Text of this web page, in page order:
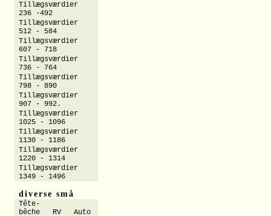
Tillægsværdier
236 -492
Tillægsværdier
512 - 584
Tillægsværdier
607 - 718
Tillægsværdier
736 - 764
Tillægsværdier
798 - 890
Tillægsværdier
907 - 992.
Tillægsværdier
1025 - 1096
Tillægsværdier
1130 - 1186
Tillægsværdier
1220 - 1314
Tillægsværdier
1349 - 1496
diverse små
Tête-
bêche RV Auto